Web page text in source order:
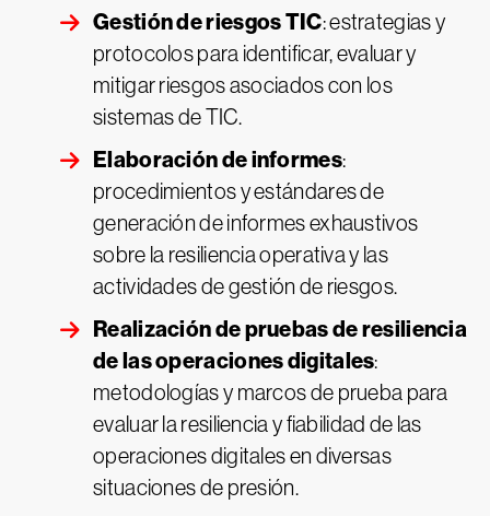
Gestión de riesgos TIC: estrategias y
protocolos para identificar, evaluar y
mitigar riesgos asociados con los
sistemas de TIC.
Elaboración de informes:
procedimientos y estándares de
generación de informes exhaustivos
sobre la resiliencia operativa y las
actividades de gestión de riesgos.
Realización de pruebas de resiliencia
de las operaciones digitales:
metodologías y marcos de prueba para
evaluar la resiliencia y fiabilidad de las
operaciones digitales en diversas
situaciones de presión.